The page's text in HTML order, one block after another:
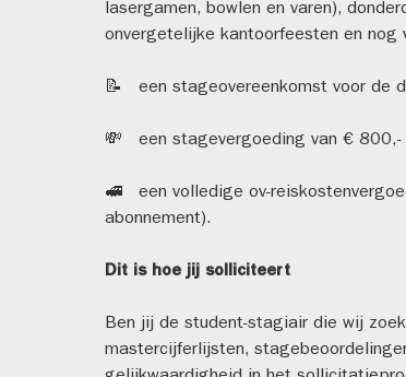
lasergamen, bowlen en varen),
onvergetelijke kantoorfeesten en nog
📝 een stageovereenkomst voor de
💸 een stagevergoeding van € 800,-
🚅 een volledige ov-
abonnement).
Dit is hoe jij solliciteert
Ben jij de student-stagiair die wij
mastercijferlijsten,